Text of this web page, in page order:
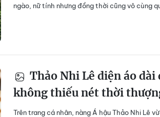
ngào, nữ tính nhưng đồng thời cũng vô cùng
Thảo Nhi Lê diện áo
không thiếu nét thời
Trên trang cá nhân, nàng Á hậu Thảo Nhi Lê